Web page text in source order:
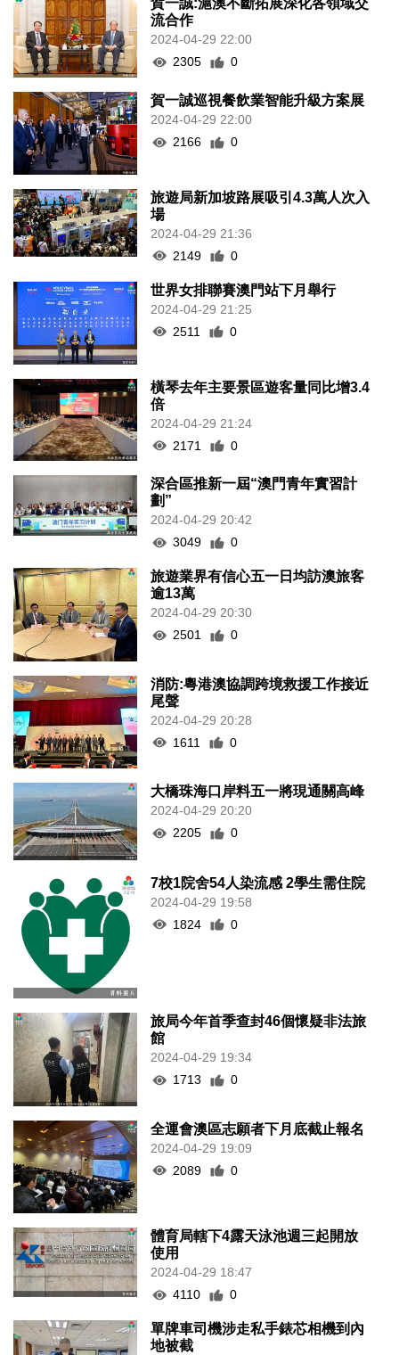
賀一誠:滬澳不斷拓展深化各領域交
流合作
2024-04-29 22:00
2305
0
賀一誠巡視餐飲業智能升級方案展
2024-04-29 22:00
2166
0
旅遊局新加坡路展吸引4.3萬人次入
場
2024-04-29 21:36
2149
0
世界女排聯賽澳門站下月舉行
2024-04-29 21:25
2511
0
橫琴去年主要景區遊客量同比增3.4
倍
2024-04-29 21:24
2171
0
深合區推新一屆“澳門青年實習計
劃”
2024-04-29 20:42
3049
0
旅遊業界有信心五一日均訪澳旅客
逾13萬
2024-04-29 20:30
2501
0
消防:粵港澳協調跨境救援工作接近
尾聲
2024-04-29 20:28
1611
0
大橋珠海口岸料五一將現通關高峰
2024-04-29 20:20
2205
0
7校1院舍54人染流感 2學生需住院
2024-04-29 19:58
1824
0
旅局今年首季查封46個懷疑非法旅
館
2024-04-29 19:34
1713
0
全運會澳區志願者下月底截止報名
2024-04-29 19:09
2089
0
體育局轄下4露天泳池週三起開放
使用
2024-04-29 18:47
4110
0
單牌車司機涉走私手錶芯相機到內
地被截